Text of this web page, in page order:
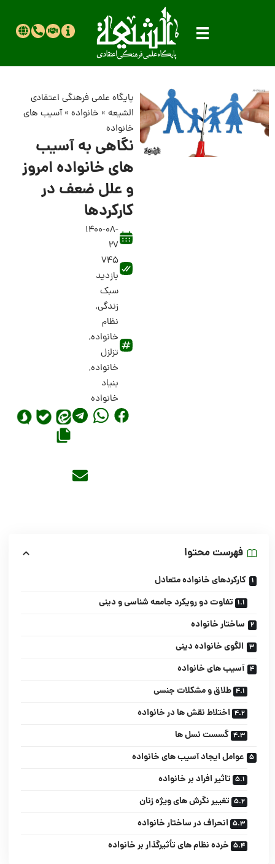
پایگاه علمی فرهنگی اعتقادی
الشیعه» خانواده»آسیب های
خانواده
نگاهی به آسیب
های خانواده امروز
و علل ضعف در
کارکردها
1400-08-
27
745
بازدید
سبک
زندگی,
نظام
خانواده,
تزلزل
خانواده,
بنیاد
خانواده
فهرست محتوا
کارکردهای خانواده متعادل
تفاوت دو رویکرد جامعه شناسی و دینی
ساختار خانواده
الگوی خانواده دینی
آسیب های خانواده
طلاق و مشکلات جنسی
اختلاط نقش ها در خانواده
گسست نسل ها
عوامل ایجاد آسیب های خانواده
تاثیر افراد بر خانواده
تغییر نگرش های ویژه زنان
انحراف در ساختار خانواده
خرده نظام های تأثیرگذار بر خانواده